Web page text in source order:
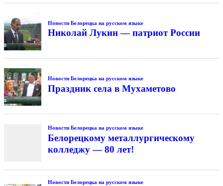
Новости Белорецка на русском языке
Николай Лукин — патриот России
Новости Белорецка на русском языке
Праздник села в Мухаметово
Новости Белорецка на русском языке
Белорецкому металлургическому
колледжу — 80 лет!
Новости Белорецка на русском языке